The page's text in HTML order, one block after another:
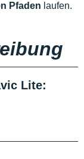
Pfaden laufen.
Lite: